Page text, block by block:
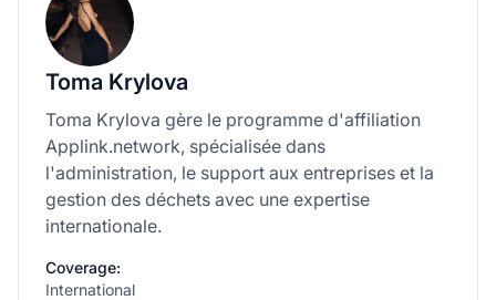
Toma Krylova
Toma Krylova gère le programme d'affiliation
Applink.network, spécialisée dans
l'administration, le support aux entreprises et la
gestion des déchets avec une expertise
internationale.
Coverage:
International